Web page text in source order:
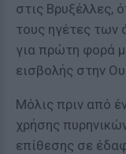
στις Βρυξέλλες,
τους ηγέτες
για πρώτη φορά
εισβολής στην
Μόλις πριν από
χρήσης
επίθεσης σε